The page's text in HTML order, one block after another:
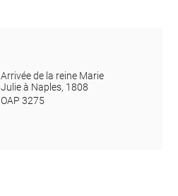
Arrivée de la reine Marie
Julie à Naples, 1808
OAP 3275